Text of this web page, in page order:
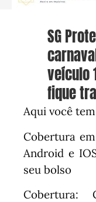
SG
veículo
fique
Aqui você
Cobertura
Android e
seu bolso
Cobertura: